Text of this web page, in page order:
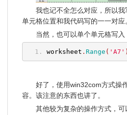
我也记不全怎么对应，所以我
单元格位置和我代码写的一一对应
当然，也可以单个单元格写入
worksheet . Range ( 'A7'
好了，使用win32com方式操
容。该注意的东西也讲了。
其他较为复杂的操作方式，